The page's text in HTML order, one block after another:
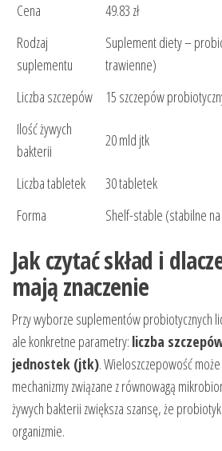
Cena
49.83 zł
Rodzaj
suplementu
Suplement diety –
trawienne)
Liczba szczepów
15 szczepów
Ilość żywych
bakterii
20 mld jtk
Liczba tabletek
30 tabletek
Forma
Shelf-stable (stabilne na
Jak czytać skład i
mają znaczenie
Przy wyborze suplementów probiotycznych
ale konkretne parametry: liczba
jednostek (jtk). Wieloszczepowość
mechanizmy związane z równowagą
żywych bakterii zwiększa szansę, że
organizmie.